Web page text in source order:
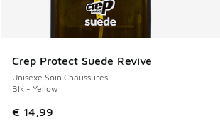
Crep Protect Suede Revive
Unisexe Soin Chaussures
Blk - Yellow
€ 14,99